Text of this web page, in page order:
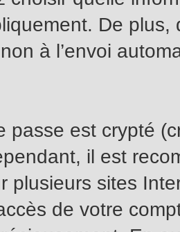
De plus,
à l’envoi
passe est crypté
il est
plusieurs sites
de votre